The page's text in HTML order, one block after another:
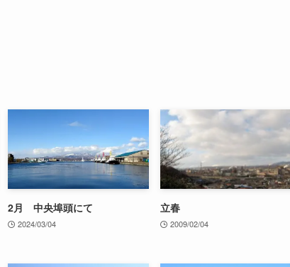
2月 中央埠頭にて
2024/03/04
立春
2009/02/04